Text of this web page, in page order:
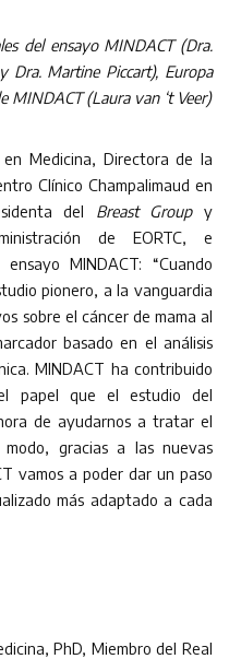
del ensayo MINDACT (Dra.
Dra. Martine Piccart), Europa
MINDACT (Laura van ‘t Veer)
Medicina, Directora de la
Clínico Champalimaud en
del Breast Groupy
de EORTC, e
MINDACT: “Cuando
pionero, a la vanguardia
sobre el cáncer de mama al
basado en el análisis
MINDACT ha contribuido
papel que el estudio del
de ayudarnos a tratar el
gracias a las nuevas
vamos a poder dar un paso
más adaptado a cada
PhD, Miembro del Real